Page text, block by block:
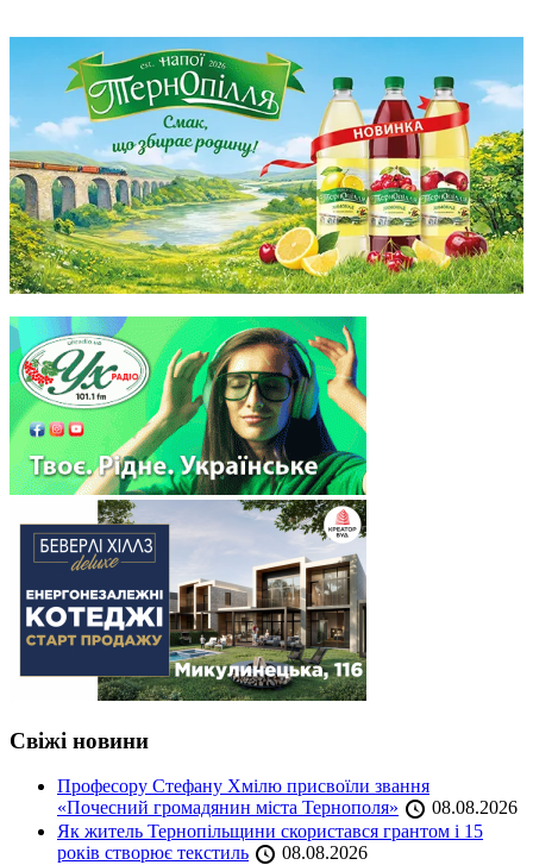
Свіжі новини
Професору Стефану Хмілю присвоїли звання
«Почесний громадянин міста Тернополя»
08.08.2026
Як житель Тернопільщини скористався грантом і 15
років створює текстиль
08.08.2026